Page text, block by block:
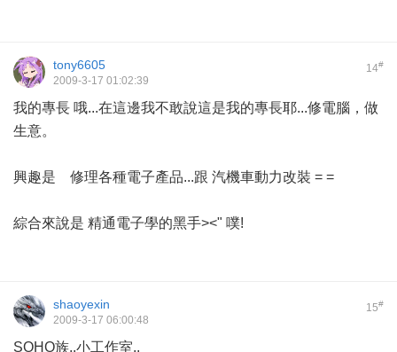
14#
tony6605
2009-3-17 01:02:39
我的專長 哦...在這邊我不敢說這是我的專長耶...修電腦，做
生意。
興趣是 修理各種電子產品...跟 汽機車動力改裝 = =
綜合來說是 精通電子學的黑手><" 噗!
15#
shaoyexin
2009-3-17 06:00:48
SOHO族..小工作室..